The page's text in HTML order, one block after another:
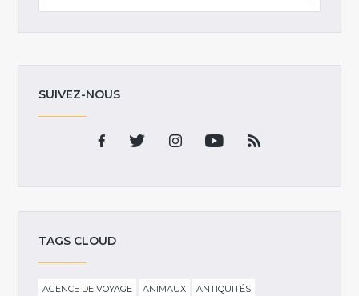
SUIVEZ-NOUS
TAGS CLOUD
AGENCE DE VOYAGE ANIMAUX
ANTIQUITÉS